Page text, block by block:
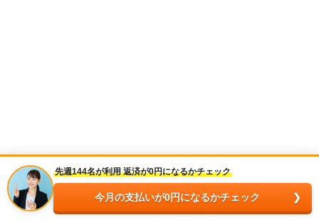
先週144名が利用 返済が0円になるかチェック
今月の支払いが0円になるかチェック